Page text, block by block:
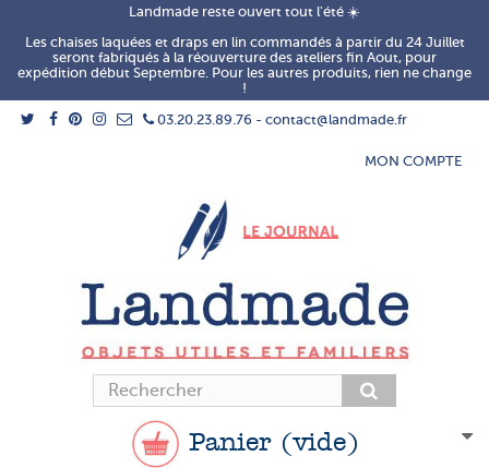
Landmade reste ouvert tout l'été ☀️
Les chaises laquées et draps en lin commandés à partir du 24 Juillet
seront fabriqués à la réouverture des ateliers fin Aout, pour
expédition début Septembre. Pour les autres produits, rien ne change
!
03.20.23.89.76 - contact@landmade.fr
MON COMPTE
Panier (vide)